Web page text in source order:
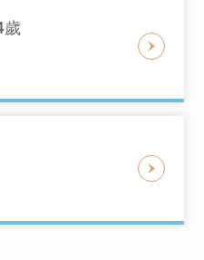
的運動（主要訓練肌
時的睡眠
杯標準大小的酒精飲
啤酒）
題，導致未能作決定
、心臟病、足壞疽、視
病變的風險。它是香港
，可能會出現各種健康
、心臟衰竭、慢性腎
決定是否需要對某疾病
疫苗接種、疾病檢測和
行商討。針對潛在疾病
測
歲